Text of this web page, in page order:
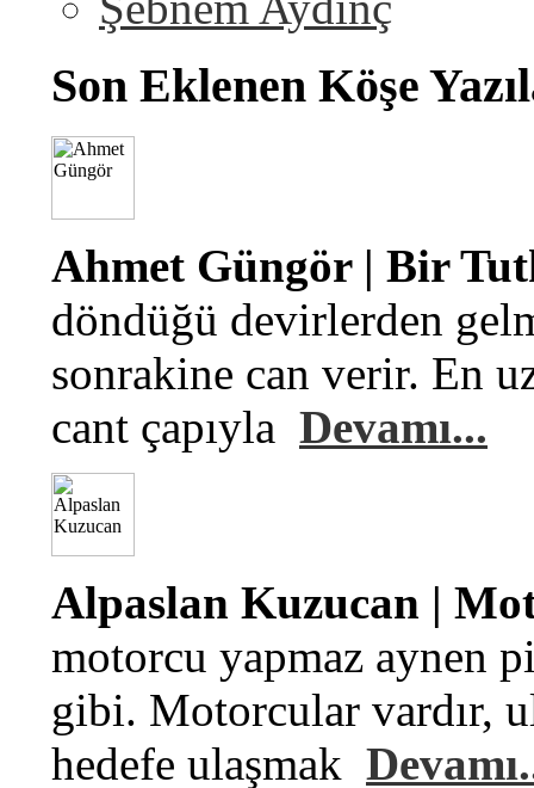
Son Eklenen Köşe
Ahmet Güngör | Bir
döndüğü devirlerden
sonrakine can verir. En
cant çapıyla Devamı...
Alpaslan Kuzucan |
motorcu yapmaz aynen
gibi. Motorcular vardır,
hedefe ulaşmak